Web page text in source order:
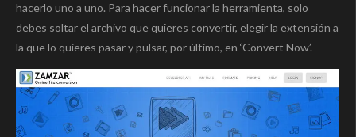
hacerlo uno a uno. Para hacer funcionar la herramienta, solo
debes soltar el archivo que quieres convertir, elegir la extensión a
la que lo quieres pasar y pulsar, por último, en ‘Convert Now’.